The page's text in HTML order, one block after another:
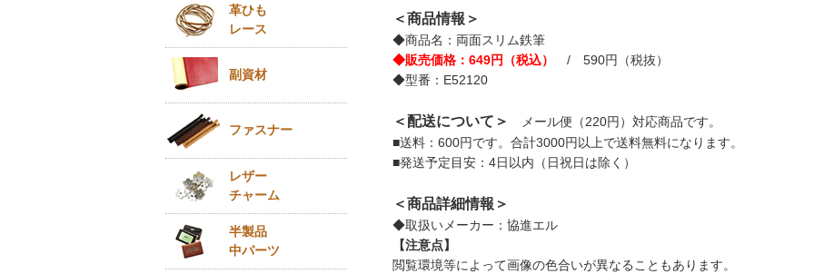
＜商品情報＞
◆商品名：両面スリム鉄筆
◆販売価格：649円（税込）
/ 590円（税抜）
◆型番：E52120
＜配送について＞
メール便（220円）対応商品です。
■送料：600円です。合計3000円以上で送料無料になります。
■発送予定目安：4日以内（日祝日は除く）
＜商品詳細情報＞
◆取扱いメーカー：協進エル
【注意点】
閲覧環境等によって画像の色合いが異なることもあります。
革ひも
レース
副資材
ファスナー
レザー
チャーム
半製品
中パーツ